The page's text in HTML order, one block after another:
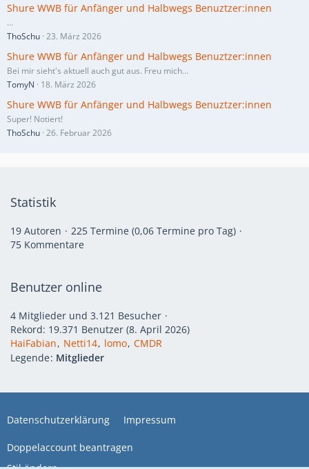
Shure WWB für Anfänger und Halbwegs Benuztzer:innen
…
ThoSchu 23. März 2026
Shure WWB für Anfänger und Halbwegs Benuztzer:innen
Bei mir sieht's aktuell auch gut aus. Freu mich…
TomyN
18. März 2026
Shure WWB für Anfänger und Halbwegs Benuztzer:innen
Super! Notiert!
ThoSchu 26. Februar 2026
Statistik
19 Autoren
225 Termine (0,06 Termine pro Tag)
75 Kommentare
Benutzer online
4 Mitglieder und 3.121 Besucher
Rekord: 19.371 Benutzer (8. April 2026)
HaiFabian
Netti14 lomo CMDR
Legende Mitglieder
Datenschutzerklärung Impressum
Doppelaccount beantragen